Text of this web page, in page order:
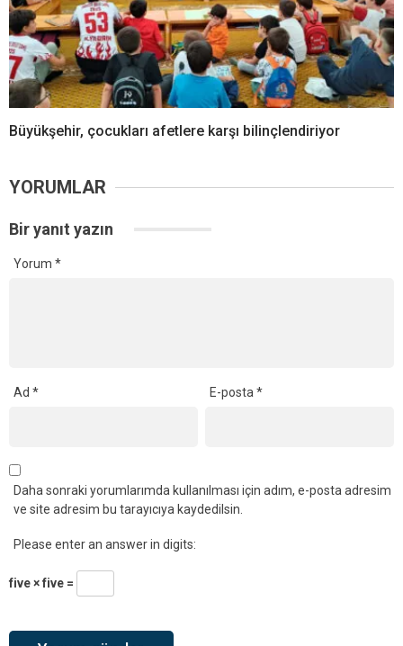
Büyükşehir, çocukları afetlere karşı bilinçlendiriyor
YORUMLAR
Bir yanıt yazın
Yorum *
Ad * E-posta*
Daha sonraki yorumlarımda kullanılması için adım, e-posta adresim
ve site adresim bu tarayıcıya kaydedilsin.
Please enter an answer in digits:
five × five =